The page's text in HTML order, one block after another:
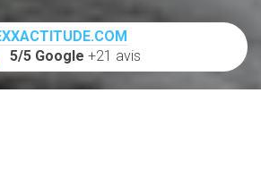
5/5 Google +21 avis